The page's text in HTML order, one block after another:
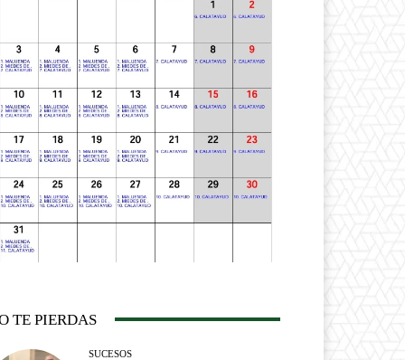
TE PIERDAS
SUCESOS